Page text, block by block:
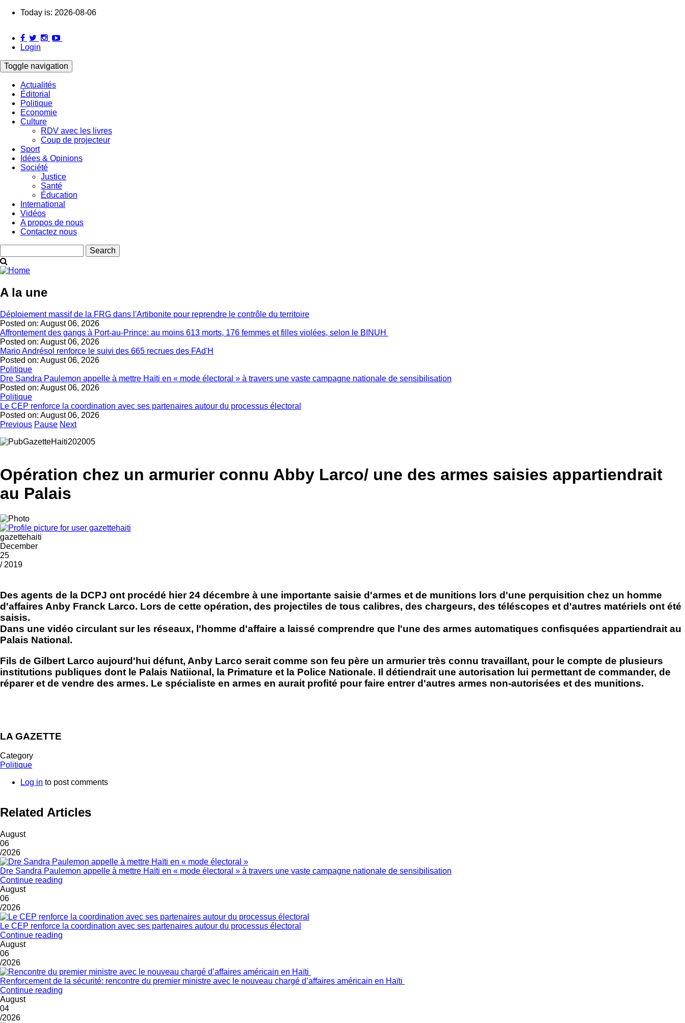
Skip
content
Today is: 2026-08-06
Login
Toggle navigation
Main
navigation
Actualités
Éditorial
Politique
Economie
Culture
RDV avec les livres
Coup de projecteur
Sport
Idées & Opinions
Société
Justice
Santé
Éducation
International
Vidéos
A propos de nous
Contactez nous
A la une
Déploiement massif de la FRG dans l'Artibonite pour reprendre le contrôle du territoire
Posted on: August 06, 2026
Affrontement des gangs à Port-au-Prince: au moins 613 morts, 176 femmes et filles violées, selon le BINUH
Posted on: August 06, 2026
Mario Andrésol renforce le suivi des 665 recrues des FAd'H
Posted on: August 06, 2026
Politique
Dre Sandra Paulemon appelle à mettre Haïti en « mode électoral » à travers une vaste campagne nationale de sensibilisation
Posted on: August 06, 2026
Politique
Le CEP renforce la coordination avec ses partenaires autour du processus électoral
Posted on: August 06, 2026
Previous Pause Next
Opération chez un armurier connu Abby Larco/ une des armes saisies appartiendrait
au Palais
gazettehaiti
December
25
/ 2019
Des agents de la DCPJ ont procédé hier 24 décembre à une importante saisie d'armes et de munitions lors d'une perquisition chez un homme
d'affaires Anby Franck Larco. Lors de cette opération, des projectiles de tous calibres, des chargeurs, des téléscopes et d'autres matériels ont été
saisis.
Dans une vidéo circulant sur les réseaux, l'homme d'affaire a laissé comprendre que l'une des armes automatiques confisquées appartiendrait au
Palais National.
Fils de Gilbert Larco aujourd'hui défunt, Anby Larco serait comme son feu père un armurier très connu travaillant, pour le compte de plusieurs
institutions publiques dont le Palais Natiional, la Primature et la Police Nationale. Il détiendrait une autorisation lui permettant de commander, de
réparer et de vendre des armes. Le spécialiste en armes en aurait profité pour faire entrer d'autres armes non-autorisées et des munitions.
LA GAZETTE
Category
Politique
Log in to post comments
Related Articles
August
06
/2026
Dre Sandra Paulemon appelle à mettre Haïti en « mode électoral » à travers une vaste campagne nationale de sensibilisation
Continue reading
August
06
/2026
Le CEP renforce la coordination avec ses partenaires autour du processus électoral
Continue reading
August
06
/2026
Renforcement de la sécurité: rencontre du premier ministre avec le nouveau chargé d’affaires américain en Haïti
Continue reading
August
04
/2026